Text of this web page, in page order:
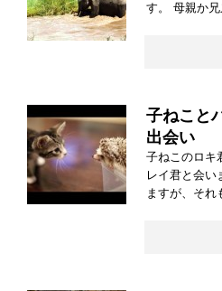
す。 母親か兄
子ねこと
出会い
子ねこのロキ
レイ君と会い
ますが、それ